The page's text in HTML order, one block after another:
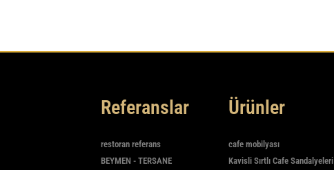
Referanslar
restoran referans
BEYMEN - TERSANE
Ürünler
cafe mobilyası
Kavisli Sırtlı Cafe Sandalyeleri